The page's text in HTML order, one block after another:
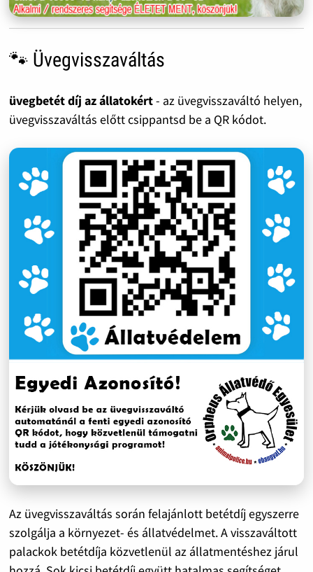
🐾 Üvegvisszaváltás
üvegbetét díj az állatokért- az üvegvisszaváltó helyen,
üvegvisszaváltás előtt csippantsd be a QR kódot.
Az üvegvisszaváltás során felajánlott betétdíj egyszerre
szolgálja a környezet- és állatvédelmet. A visszaváltott
palackok betétdíja közvetlenül az állatmentéshez járul